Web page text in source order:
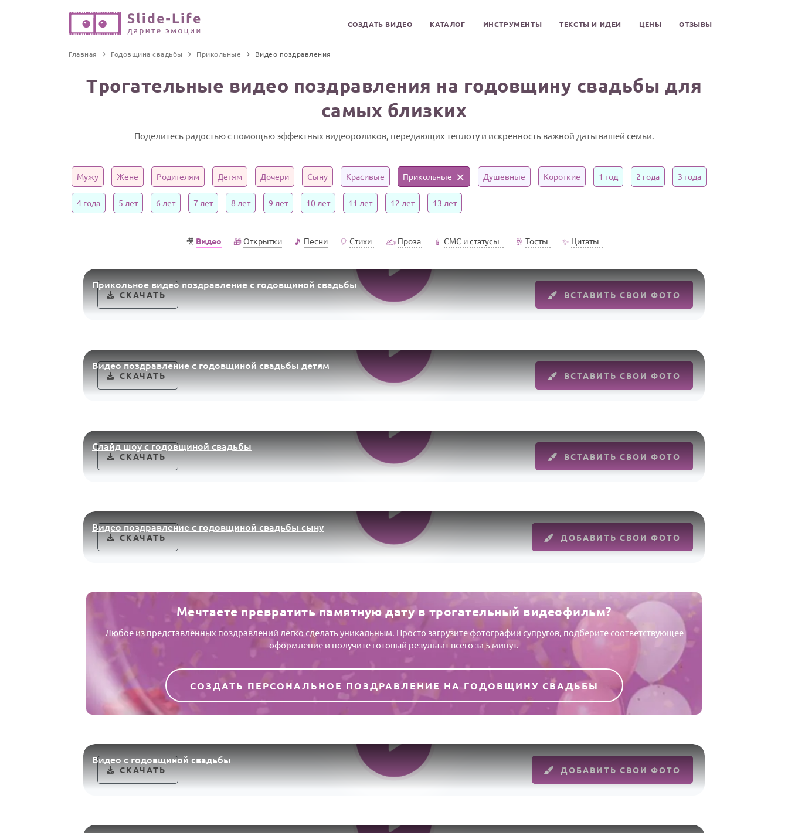
СОЗДАТЬ ВИДЕО КАТАЛОГ ИНСТРУМЕНТЫ ТЕКСТЫ И ИДЕИ ЦЕНЫ ОТЗЫВЫ
Главная Годовщина свадьбы Прикольные Видео поздравления
Трогательные видео поздравления на годовщину свадьбы для
самых близких
Поделитесь радостью с помощью эффектных видеороликов, передающих теплоту и искренность важной даты вашей семьи.
Мужу Жене Родителям Детям Дочери Сыну Красивые Прикольные Душевные Короткие 1 год 2 года 3 года
4 года 5 лет 6 лет 7 лет 8 лет 9 лет 10 лет 11 лет 12 лет 13 лет
🎥 Видео 🎁Открытки 🎵 Песни 🎈 Стихи ✍️ Проза 📱 СМС и статусы 🥂 Тосты ✨ Цитаты
Прикольное видео поздравление с годовщиной свадьбы
СКАЧАТЬ ВСТАВИТЬ СВОИ ФОТО
Видео поздравление с годовщиной свадьбы детям
СКАЧАТЬ ВСТАВИТЬ СВОИ ФОТО
Слайд шоу с годовщиной свадьбы
СКАЧАТЬ ВСТАВИТЬ СВОИ ФОТО
Видео поздравление с годовщиной свадьбы сыну
СКАЧАТЬ ДОБАВИТЬ СВОИ ФОТО
Мечтаете превратить памятную дату в трогательный видеофильм?
Любое из представленных поздравлений легко сделать уникальным. Просто загрузите фотографии супругов, подберите соответствующее
оформление и получите готовый результат всего за 5 минут.
СОЗДАТЬ ПЕРСОНАЛЬНОЕ ПОЗДРАВЛЕНИЕ НА ГОДОВЩИНУ СВАДЬБЫ
Видео с годовщиной свадьбы
СКАЧАТЬ ДОБАВИТЬ СВОИ ФОТО